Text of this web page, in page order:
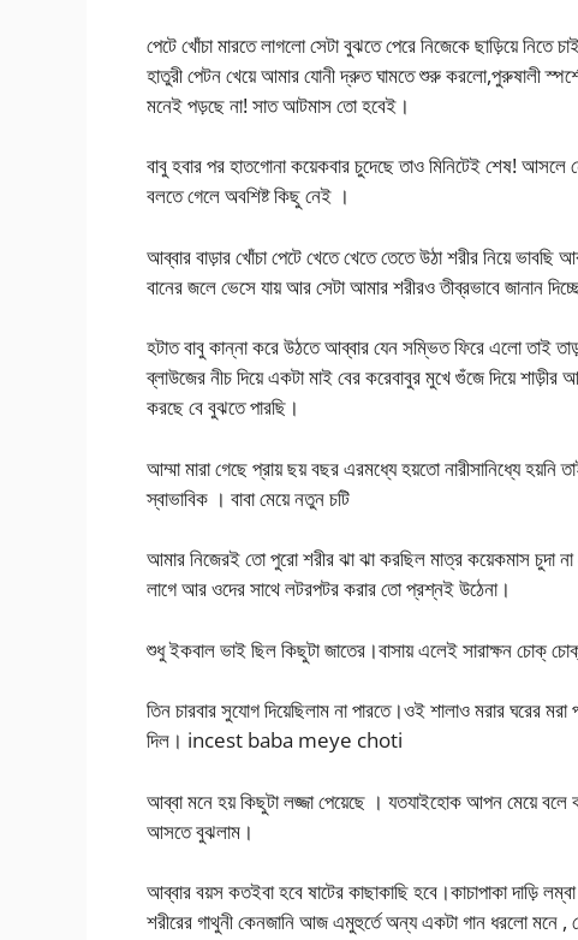
পেটে খোঁচা মারতে লাগলো সেটা বুঝতে পেরে নিজেকে ছাড়িয়ে নিতে
হাতুরী পেটন খেয়ে আমার যোনী দ্রুত ঘামতে শুরু করলো,পুরুষালী
মনেই পড়ছে না! সাত আটমাস তো হবেই।
বাবু হবার পর হাতগোনা কয়েকবার চুদেছে তাও মিনিটেই শেষ!
বলতে গেলে অবশিষ্ট কিছু নেই ।
আব্বার বাড়ার খোঁচা পেটে খেতে খেতে তেতে উঠা শরীর নিয়ে ভাবছি
বানের জলে ভেসে যায় আর সেটা আমার শরীরও তীব্রভাবে
হটাত বাবু কান্না করে উঠতে আব্বার যেন সম্ভিত ফিরে এলো তাই
ব্লাউজের নীচ দিয়ে একটা মাই বের করেবাবুর মুখে গুঁজে দিয়ে
করছে বে বুঝতে পারছি।
আম্মা মারা গেছে প্রায় ছয় বছর এরমধ্যে হয়তো নারীসানিধ্যে
স্বাভাবিক । বাবা মেয়ে নতুন চটি
আমার নিজেরই তো পুরো শরীর ঝা ঝা করছিল মাত্র কয়েকমাস চুদা
লাগে আর ওদের সাথে লটরপটর করার তো প্রশ্নই উঠেনা।
শুধু ইকবাল ভাই ছিল কিছুটা জাতের।বাসায় এলেই সারাক্ষন চোক্
তিন চারবার সুযোগ দিয়েছিলাম না পারতে।ওই শালাও মরার ঘরের
দিল। incest baba meye choti
আব্বা মনে হয় কিছুটা লজ্জা পেয়েছে । যতযাইহোক আপন মেয়ে বলে
আসতে বুঝলাম।
আব্বার বয়স কতইবা হবে ষাটের কাছাকাছি হবে।কাচাপাকা দাড়ি
শরীরের গাথুনী কেনজানি আজ এমুহুর্তে অন্য একটা গান ধরলো মনে